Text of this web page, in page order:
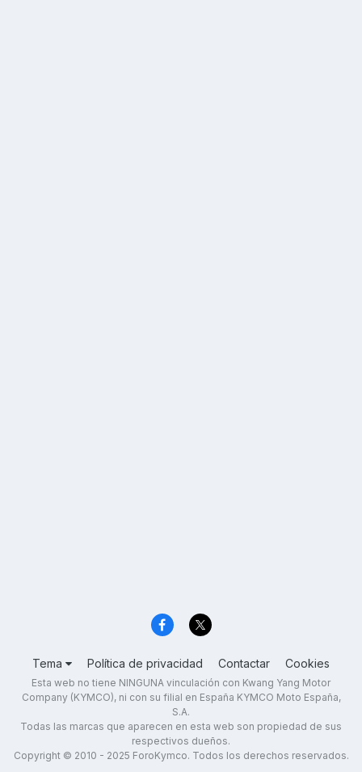
Tema Política de privacidad Contactar Cookies
Esta web no tiene NINGUNA vinculación con Kwang Yang Motor
Company (KYMCO), ni con su filial en España KYMCO Moto España,
S.A.
Todas las marcas que aparecen en esta web son propiedad de sus
respectivos dueños.
Copyright © 2010 - 2025 ForoKymco. Todos los derechos reservados.